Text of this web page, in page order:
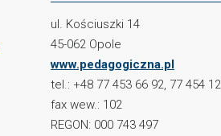
ul. Kościuszki 14
45-062 Opole
www.pedagogiczna.pl
tel.: +48 77 453 66 92, 77 454
fax wew.: 102
REGON: 000 743 497